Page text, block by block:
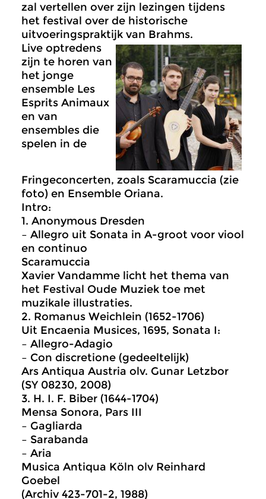
zal vertellen over zijn lezingen tijdens
het festival over de historische
uitvoeringspraktijk van Brahms.
Live optredens
zijn te horen van
het jonge
ensemble Les
Esprits Animaux
en van
ensembles die
spelen in de
Fringeconcerten, zoals Scaramuccia (zie
foto) en Ensemble Oriana.
Intro:
1. Anonymous Dresden
– Allegro uit Sonata in A-groot voor viool
en continuo
Scaramuccia
Xavier Vandamme licht het thema van
het Festival Oude Muziek toe met
muzikale illustraties.
2. Romanus Weichlein (1652-1706)
Uit Encaenia Musices, 1695, Sonata I:
– Allegro-Adagio
– Con discretione (gedeeltelijk)
Ars Antiqua Austria olv. Gunar Letzbor
(SY 08230, 2008)
3. H. I. F. Biber (1644-1704)
Mensa Sonora, Pars III
– Gagliarda
– Sarabanda
– Aria
Musica Antiqua Köln olv Reinhard
Goebel
(Archiv 423-701-2, 1988)